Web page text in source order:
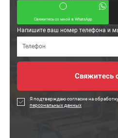
Свяжитесь со мной в WhatsApp
Напишите ваш номер телефона и
Я подтверждаю согласие на
персональных данных